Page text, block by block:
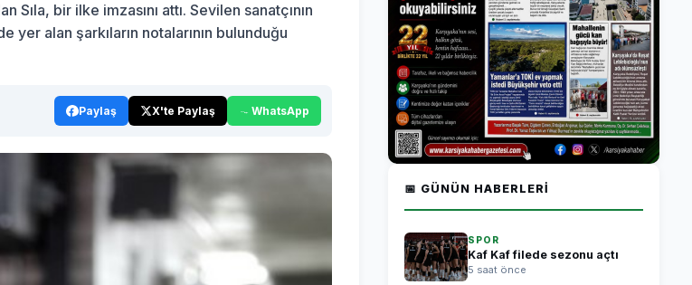
Sıla, bir ilke imzasını attı. Sevilen sanatçının
yer alan şarkıların notalarının bulunduğu
Paylaş X'te Paylaş WhatsApp
📅 GÜNÜN HABERLERI
SPOR
Kaf Kaf filede sezonu açtı
5 saat önce